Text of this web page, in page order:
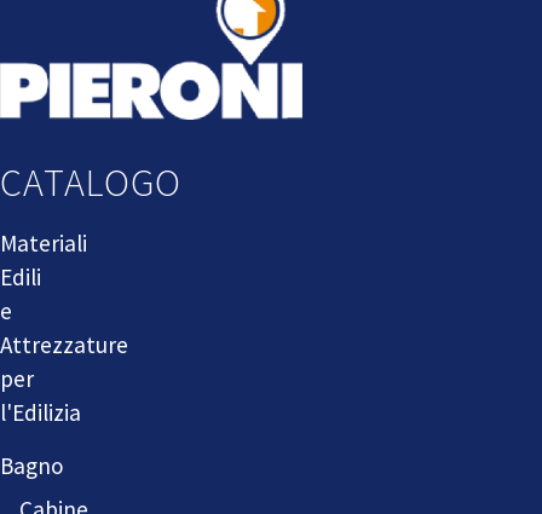
CATALOGO
Materiali
Edili
e
Attrezzature
per
l'Edilizia
Bagno